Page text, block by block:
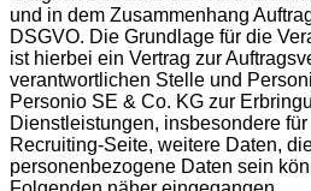
und in dem Zusammenhang
DSGVO. Die Grundlage für die
ist hierbei ein Vertrag zur
verantwortlichen Stelle und
Personio SE & Co. KG zur
Dienstleistungen, insbesondere
Recruiting-Seite, weitere Daten,
personenbezogene Daten sein